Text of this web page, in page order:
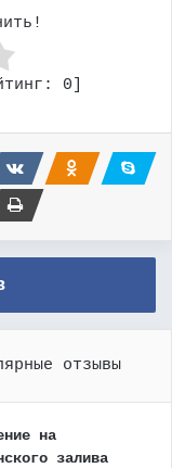
0
отзывы
на
залива